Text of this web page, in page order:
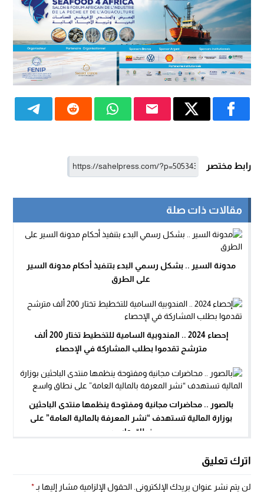
رابط مختصر
مقالات ذات صلة
مدونة السير .. بشكل رسمي البدء بتنفيذ أحكام مدونة السير
على الطرق
إحصاء 2024 .. المندوبية السامية للتخطيط تختار 200 ألف
مترشح تقدموا بطلب المشاركة في الإحصاء
بالصور .. محاضرات مجانية ومفتوحة ينظمها منتدى الباحثين
بوزارة المالية تستهدف “نشر المعرفة بالمالية العامة” على
نطاق واسع
اترك تعليق
لن يتم نشر عنوان بريدك الإلكتروني. الحقول الإلزامية مشار إليها بـ*